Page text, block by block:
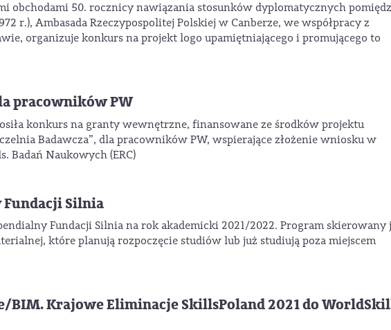
obchodami 50. rocznicy nawiązania stosunków dyplomatycznych
r.), Ambasada Rzeczypospolitej Polskiej w Canberze, we współpracy z
organizuje konkurs na projekt logo upamiętniającego i promującego to
pracowników PW
konkurs na granty wewnętrzne, finansowane ze środków projektu
Badawcza”, dla pracowników PW, wspierające złożenie wniosku w
Badań Naukowych (ERC)
Silnia
Fundacji Silnia na rok akademicki 2021/2022. Program skierowany
które planują rozpoczęcie studiów lub już studiują poza miejscem
Krajowe Eliminacje SkillsPoland 2021 do